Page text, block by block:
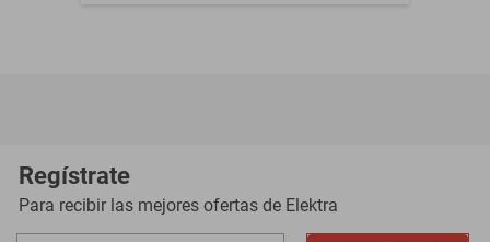
Regístrate
Para recibir las mejores ofertas de Elektra